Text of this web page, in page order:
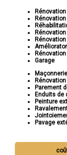
Garage
Maçonnerie
Parement
Enduits de
Peinture
Pavage